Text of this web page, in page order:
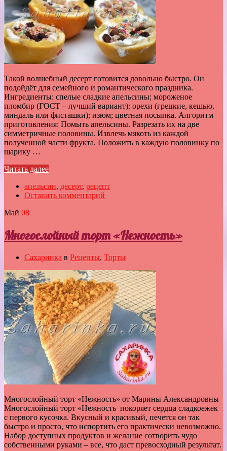
Такой волшебный десерт готовится довольно быстро. Он
подойдёт для семейного и романтического праздника.
Ингредиенты: спелые сладкие апельсины; мороженое
пломбир (ГОСТ – лучший вариант); орехи (грецкие, кешью,
миндаль или фисташки); изюм; цветная посыпка. Алгоритм
приготовления: Помыть апельсины. Разрезать их на две
симметричные половины. Извлечь мякоть из каждой
полученной части фрукта. Положить в каждую половинку по
шарику …
Читать далее
апельсин, десерт, рецепт
Оставить комментарий
Май 08
Многослойный торт «Нежность»
Сахаринка в Рецепты, Торты
Многослойный торт «Нежность» от Марины Александровны
Многослойный торт «Нежность покоряет сердца сладкоежек
с первого кусочка. Вкусный и красивый, печется он так
быстро и просто, что испортить его практически невозможно.
Набор доступных продуктов и желание сотворить чудо
собственными руками – все, что даст превосходный результат.